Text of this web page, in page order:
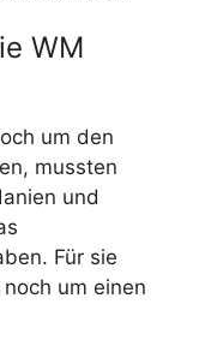
WM
um den
mussten
und
Für sie
um einen